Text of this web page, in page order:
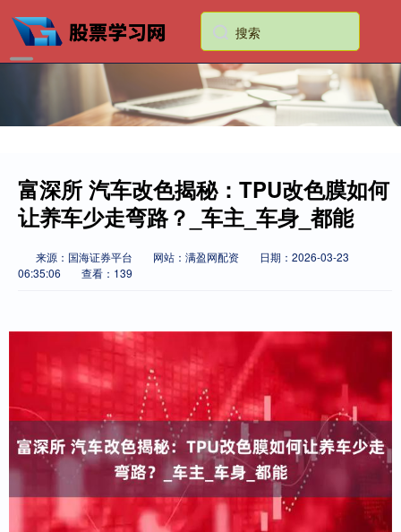
富深所 汽车改色揭秘：TPU改色膜如何
让养车少走弯路？_车主_车身_都能
来源：国海证券平台 网站：满盈网配资
日期：2026-03-23
06:35:06
查看：139